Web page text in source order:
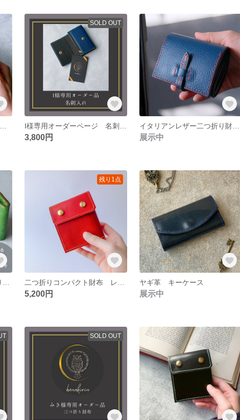
SOLD OUT
3,800円
イタリアンレザー二つ折り財布／ロイヤルブルー×ブラック
展示中
残り1点
5,200円
ヤギ革 キーケース
展示中
SOLD OUT